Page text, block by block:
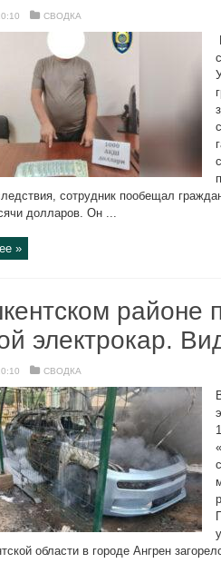
СВОДКА
сотрудник пообещал
долларов. Он ...
»
районе
электрокар.
СВОДКА
области в городе Ангрен